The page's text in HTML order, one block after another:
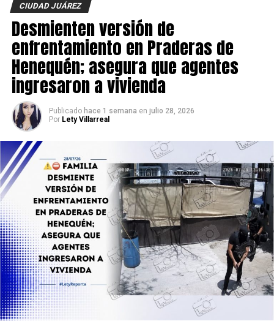
Hasta el momento
y las autoridades federales mantienen las
investigaciones para identificar a los responsables de la
instalación ilegal.
CIUDAD JUÁREZ
Desmienten versión de
enfrentamiento en Praderas de
Henequén; asegura que agentes
ingresaron a vivienda
Publicado hace 1 semana en julio 28, 2026
Por Lety Villarreal